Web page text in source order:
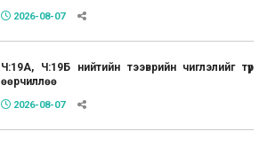
2026-08-07
Ч:19А, Ч:19Б нийтийн тээврийн чиглэлийг түр
өөрчиллөө
2026-08-07